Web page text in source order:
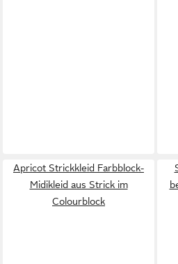
Apricot Strickkleid Farbblock-
Midikleid aus Strick im
Colourblock